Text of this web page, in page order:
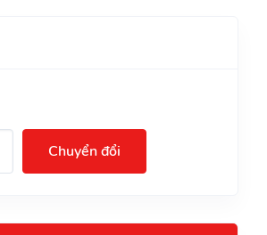
Chuyển đổi